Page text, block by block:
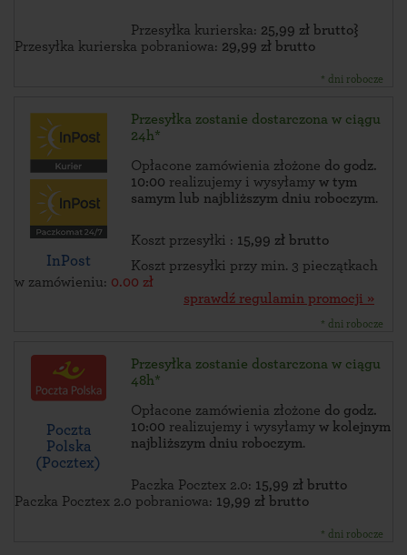
Przesyłka kurierska: 25,99 zł brutto}
Przesyłka kurierska pobraniowa: 29,99 zł brutto
* dni robocze
InPost
Przesyłka zostanie dostarczona w ciągu
24h*
Opłacone zamówienia złożone do godz.
10:00 realizujemy i wysyłamy w tym
samym lub najbliższym dniu roboczym.
Koszt przesyłki : 15,99 zł brutto
Koszt przesyłki przy min. 3 pieczątkach
w zamówieniu: 0.00 zł
sprawdź regulamin promocji »
* dni robocze
Poczta
Polska
(Pocztex)
Przesyłka zostanie dostarczona w ciągu
48h*
Opłacone zamówienia złożone do godz.
10:00 realizujemy i wysyłamy w kolejnym
najbliższym dniu roboczym.
Paczka Pocztex 2.0: 15,99 zł brutto
Paczka Pocztex 2.0 pobraniowa: 19,99 zł brutto
* dni robocze